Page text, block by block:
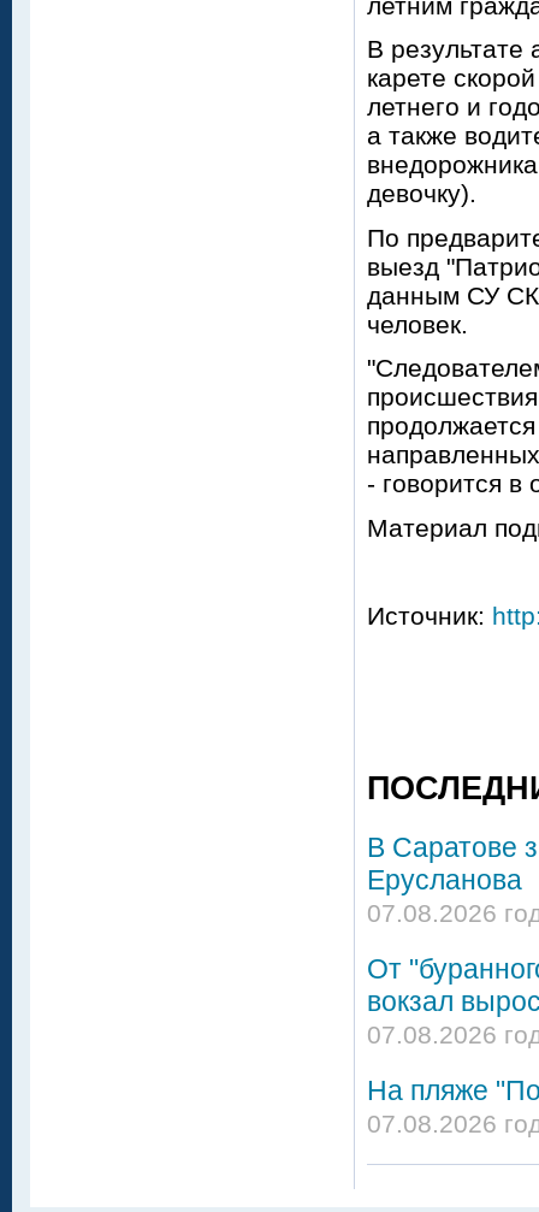
В результате
карете
летнего и
а также
девочку).
По
выезд
данным СУ
человек.
- говорится
Материал
Источник:
В Саратове
Ерусланова
07.08.2026
От
вокзал
07.08.2026
На пляже
07.08.2026